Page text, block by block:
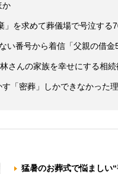
か
」を求めて葬儀場で号泣する
い番号から着信「父親の借金
さんの家族を幸せにする相続
「密葬」しかできなかった
猛暑のお葬式で悩まし